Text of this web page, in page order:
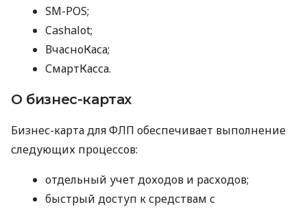
SM-POS;
Cashalot;
ВчасноКаса;
СмартКасса.
О бизнес-картах
Бизнес-карта для ФЛП обеспечивает выполнение
следующих процессов:
отдельный учет доходов и расходов;
быстрый доступ к средствам с